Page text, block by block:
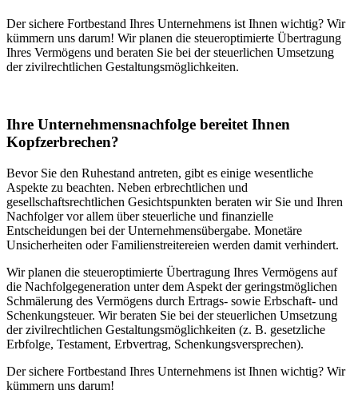
Der sichere Fortbestand Ihres Unternehmens ist Ihnen wichtig? Wir
kümmern uns darum! Wir planen die steueroptimierte Übertragung
Ihres Vermögens und beraten Sie bei der steuerlichen Umsetzung
der zivilrechtlichen Gestaltungsmöglichkeiten.
Ihre Unternehmensnachfolge bereitet Ihnen
Kopfzerbrechen?
Bevor Sie den Ruhestand antreten, gibt es einige wesentliche
Aspekte zu beachten. Neben erbrechtlichen und
gesellschaftsrechtlichen Gesichtspunkten beraten wir Sie und Ihren
Nachfolger vor allem über steuerliche und finanzielle
Entscheidungen bei der Unternehmensübergabe. Monetäre
Unsicherheiten oder Familienstreitereien werden damit verhindert.
Wir planen die steueroptimierte Übertragung Ihres Vermögens auf
die Nachfolgegeneration unter dem Aspekt der geringstmöglichen
Schmälerung des Vermögens durch Ertrags- sowie Erbschaft- und
Schenkungsteuer. Wir beraten Sie bei der steuerlichen Umsetzung
der zivilrechtlichen Gestaltungsmöglichkeiten (z. B. gesetzliche
Erbfolge, Testament, Erbvertrag, Schenkungsversprechen).
Der sichere Fortbestand Ihres Unternehmens ist Ihnen wichtig? Wir
kümmern uns darum!